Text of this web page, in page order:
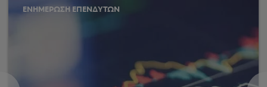
ΕΝΗΜΕΡΩΣΗ ΕΠΕΝΔΥΤΩΝ